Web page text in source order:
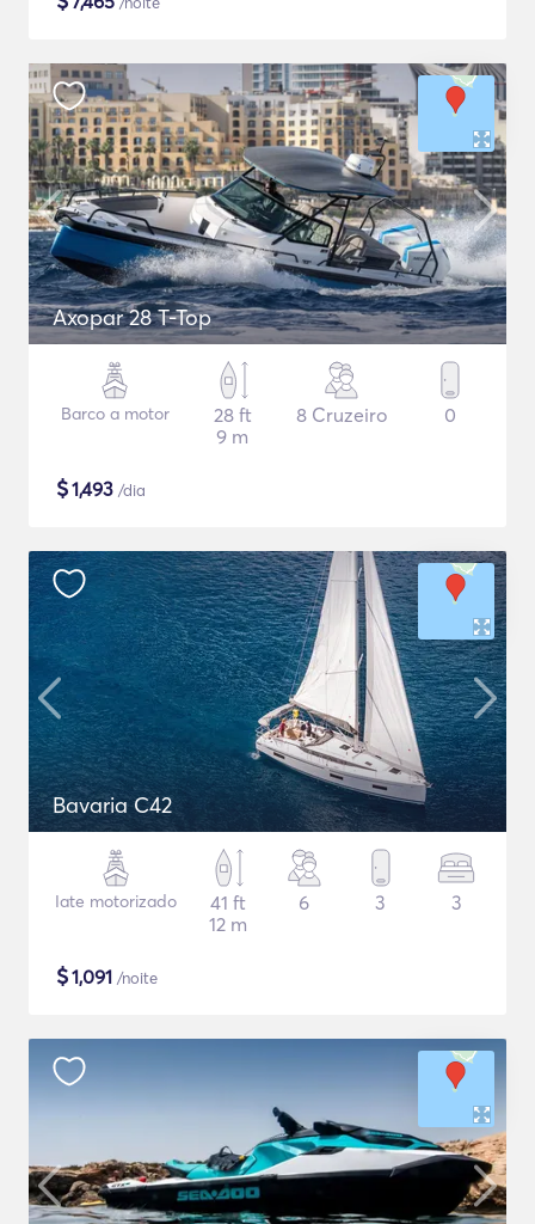
Axopar 28 T-Top
Barco a motor
28 ft
9 m
8 Cruzeiro 0
$1,493 /dia
Bavaria C42
Iate motorizado
41 ft
12 m
6 3 3
$1,091 /noite